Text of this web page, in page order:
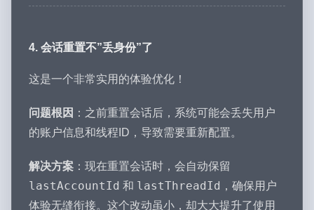
4. 会话重置不”丢身份”了
这是一个非常实用的体验优化！
问题根因 ：之前重置会话后，系统可能会丢失用户
的账户信息和线程ID，导致需要重新配置。
解决方案 ：现在重置会话时，会自动保留
lastAccountId 和 lastThreadId ，确保用户
体验无缝衔接。这个改动虽小，却大大提升了使用